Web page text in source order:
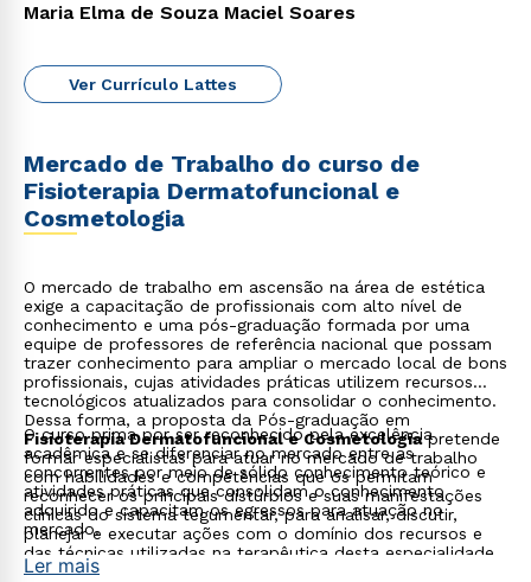
Maria Elma de Souza Maciel Soares
Ver Currículo Lattes
Mercado de Trabalho do curso de
Fisioterapia Dermatofuncional e
Cosmetologia
O mercado de trabalho em ascensão na área de estética
exige a capacitação de profissionais com alto nível de
conhecimento e uma pós-graduação formada por uma
equipe de professores de referência nacional que possam
trazer conhecimento para ampliar o mercado local de bons
profissionais, cujas atividades práticas utilizem recursos
tecnológicos atualizados para consolidar o conhecimento.
Dessa forma, a proposta da Pós-graduação em
Fisioterapia Dermatofuncional e Cosmetologiapretende
formar especialistas para atuar no mercado de trabalho
com habilidades e competências que os permitam
reconhecer os principais distúrbios e suas manifestações
clínicas do sistema tegumentar, para analisar, discutir,
planejar e executar ações com o domínio dos recursos e
das técnicas utilizadas na terapêutica desta especialidade,
atuando com padrão de qualidade e visando a promoção
O curso prima por ser reconhecido pela excelência
acadêmica e se diferenciar no mercado entre as
concorrentes por meio de sólido conhecimento teórico e
atividades práticas que consolidam o conhecimento
adquirido e capacitam os egressos para atuação no
mercado.
Ler mais